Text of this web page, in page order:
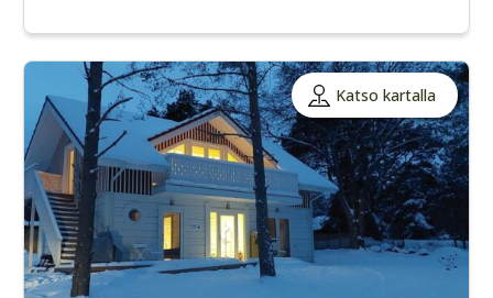
Katso kartalla